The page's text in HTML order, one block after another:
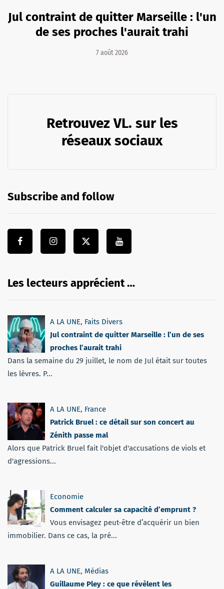
Jul contraint de quitter Marseille : l'un
de ses proches l'aurait trahi
7 août 2026
Retrouvez VL. sur les
réseaux sociaux
Subscribe and follow
Les lecteurs apprécient …
A LA UNE, Faits Divers
Jul contraint de quitter Marseille : l’un de ses
proches l’aurait trahi
Dans la semaine du 29 juillet, le nom de Jul était sur toutes
les lèvres. P...
A LA UNE, France
Patrick Bruel : ce détail sur son concert au
Zénith passe mal
Alors que Patrick Bruel fait l'objet d'accusations de viols et
d'agressions...
Economie
Comment calculer sa capacité d’emprunt ?
Vous envisagez peut-être d’acquérir un bien
immobilier. Dans ce cas, la pré...
A LA UNE, Médias
Guillaume Pley : ce que révèlent les